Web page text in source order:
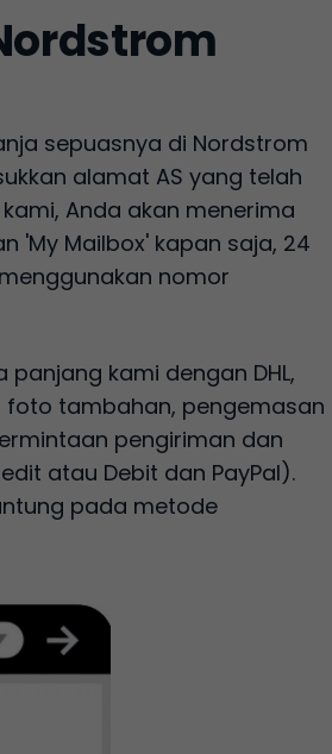
sepuasnya di Nordstrom
alamat AS yang telah
Anda akan menerima
'My Mailbox' kapan saja, 24
nomor
kami dengan DHL,
foto tambahan, pengemasan
pengiriman dan
atau Debit dan PayPal).
pada metode